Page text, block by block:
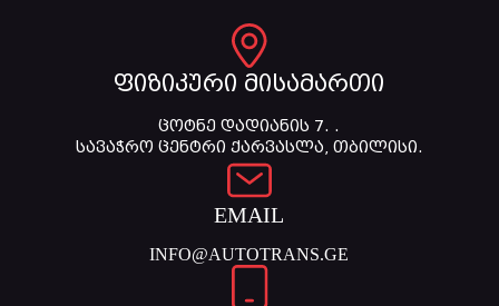
ფიზიკური მისამართი
ცოტნე დადიანის 7. .
სავაჭრო ცენტრი ქარვასლა, თბილისი.
EMAIL
INFO@AUTOTRANS.GE